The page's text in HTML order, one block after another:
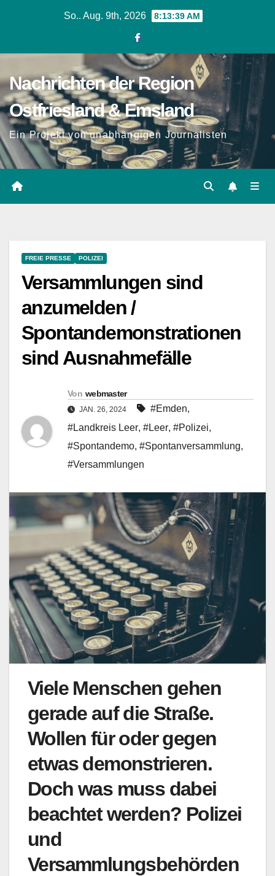
So.. Aug. 9th, 2026 8:13:40 AM
Nachrichten der Region
Ostfriesland & Emsland
Ein Projekt von unabhängigen Journalisten
FREIE PRESSE POLIZEI
Versammlungen sind
anzumelden /
Spontandemonstrationen
sind Ausnahmefälle
Von webmaster
JAN. 26, 2024 #Emden,
#Landkreis Leer, #Leer, #Polizei,
#Spontandemo, #Spontanversammlung,
#Versammlungen
Viele Menschen gehen
gerade auf die Straße.
Wollen für oder gegen
etwas demonstrieren.
Doch was muss dabei
beachtet werden? Polizei
und
Versammlungsbehörden